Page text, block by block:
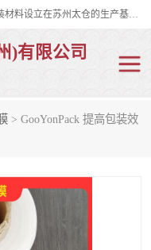
双忠包装材料（苏州）有限公司是上海双忠包装材料设立在苏州太仓的生产基地，占地约2万平米，产品主要有打孔缠绕膜，拉伸蜂窝纸，集装箱充气袋，滑托板，打包带，裹包网兜，防滑纸等箱体和托盘的运输和保护性包材。固永包材®，GooYon Pack®，是我们保护性包装材料的专属品牌。
)有限公司
> GooYonPack 提高包装效
维打包带
气袋